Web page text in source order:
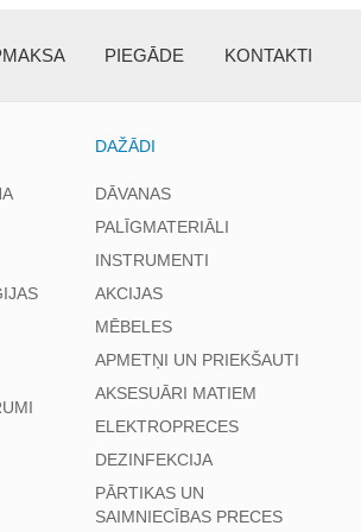
PIEGĀDE KONTAKTI
DAŽĀDI
DĀVANAS
PALĪGMATERIĀLI
INSTRUMENTI
AKCIJAS
MĒBELES
APMETŅI UN PRIEKŠAUTI
AKSESUĀRI MATIEM
ELEKTROPRECES
DEZINFEKCIJA
PĀRTIKAS UN
SAIMNIECĪBAS PRECES